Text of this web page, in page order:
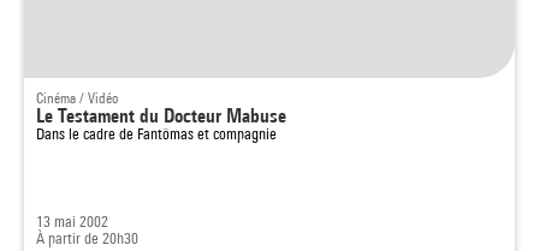
Cinéma / Vidéo
Le Testament du Docteur Mabuse
Dans le cadre de Fantômas et compagnie
13 mai 2002
À partir de 20h30